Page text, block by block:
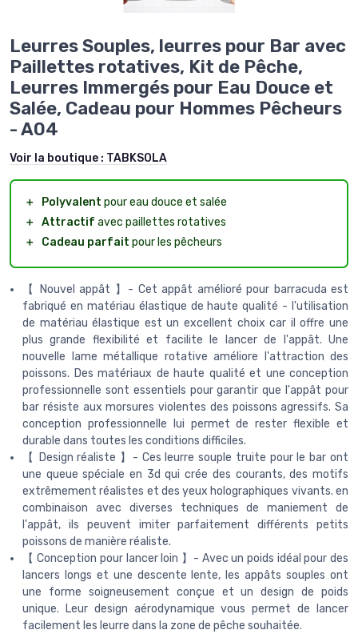
Leurres Souples, leurres pour Bar avec
Paillettes rotatives, Kit de Pêche,
Leurres Immergés pour Eau Douce et
Salée, Cadeau pour Hommes Pêcheurs
- A04
Voir la boutique : TABKSOLA
＋ Polyvalent pour eau douce et salée
＋ Attractif avec paillettes rotatives
＋
Cadeau parfait pour les pêcheurs
【 Nouvel appât 】- Cet appât amélioré pour barracuda est
fabriqué en matériau élastique de haute qualité - l'utilisation
de matériau élastique est un excellent choix car il offre une
plus grande flexibilité et facilite le lancer de l'appât. Une
nouvelle lame métallique rotative améliore l'attraction des
poissons. Des matériaux de haute qualité et une conception
professionnelle sont essentiels pour garantir que l'appât pour
bar résiste aux morsures violentes des poissons agressifs. Sa
conception professionnelle lui permet de rester flexible et
durable dans toutes les conditions difficiles.
【 Design réaliste 】- Ces leurre souple truite pour le bar ont
une queue spéciale en 3d qui crée des courants, des motifs
extrêmement réalistes et des yeux holographiques vivants. en
combinaison avec diverses techniques de maniement de
l'appât, ils peuvent imiter parfaitement différents petits
poissons de manière réaliste.
【 Conception pour lancer loin 】- Avec un poids idéal pour des
lancers longs et une descente lente, les appâts souples ont
une forme soigneusement conçue et un design de poids
unique. Leur design aérodynamique vous permet de lancer
facilement les leurre dans la zone de pêche souhaitée.